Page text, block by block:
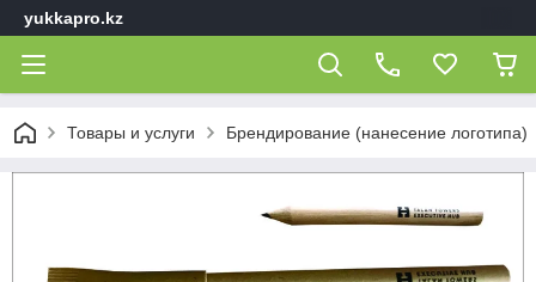
yukkapro.kz
Товары и услуги Брендирование (нанесение логотипа)